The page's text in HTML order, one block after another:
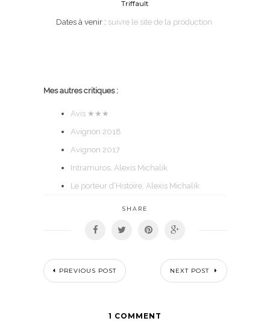
Triffault
Dates à venir : suivre le site de la production
Mes autres critiques :
Avis ★★★
Avignon 2018
Avignon 2017
Intramuros, Alexis Michalik
Le porteur d’Histoire, Alexis Michalik
SHARE
PREVIOUS POST NEXT POST
1 COMMENT